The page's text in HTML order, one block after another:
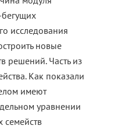
исследования
новые
решений. Часть из
Как показали
имеют
уравнении
семейств